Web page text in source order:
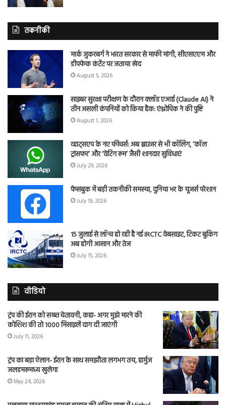
तकनीकी
मार्क जुकरबर्ग ने भारत सरकार से माफी मांगी, सीएसएएम और
डीपफेक कंटेंट पर जताया खेद
August 5, 2026
साइबर सुरक्षा परीक्षण के दौरान क्लॉड एआई (Claude AI) ने
तीन असली कंपनियों को किया हैक: एंथ्रोपिक ने की पुष्टि
August 1, 2026
व्हाट्सएप के नए फीचर्स: अब ब्राउजर से भी कॉलिंग, ‘कॉल
ट्रांसफर’ और ‘वेटिंग रूम’ जैसी शानदार सुविधाएं
July 29, 2026
फेसबुक में बड़ी तकनीकी समस्या, दुनिया भर के यूजर्स परेशान
July 19, 2026
15 जुलाई से लॉन्च हो रही है नई IRCTC वेबसाइट, टिकट बुकिंग
अब होगी आसान और तेज
July 15, 2026
वीडियो
ट्रंप की ईरान को सख्त चेतावनी, कहा- अगर मुझे मारने की
कोशिश की तो 1000 मिसाइलें दाग दी जाएंगी
July 11, 2026
ट्रंप का बड़ा ऐलान- ईरान के साथ समझौता लगभग तय, हार्मुज
जलडमरूमध्य खुलेगा
May 24, 2026